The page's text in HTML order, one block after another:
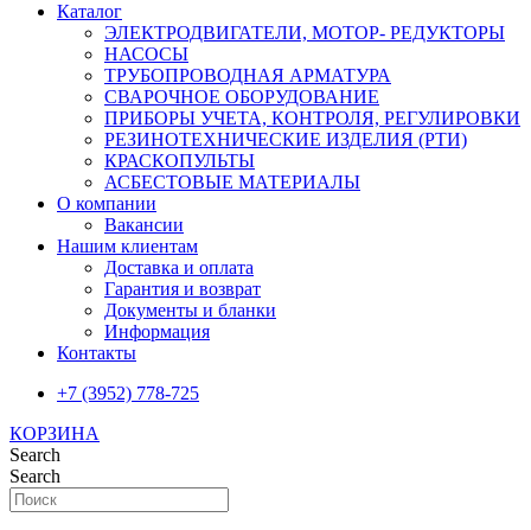
Каталог
ЭЛЕКТРОДВИГАТЕЛИ, МОТОР- РЕДУКТОРЫ
НАСОСЫ
ТРУБОПРОВОДНАЯ АРМАТУРА
СВАРОЧНОЕ ОБОРУДОВАНИЕ
ПРИБОРЫ УЧЕТА, КОНТРОЛЯ, РЕГУЛИРОВКИ
РЕЗИНОТЕХНИЧЕСКИЕ ИЗДЕЛИЯ (РТИ)
КРАСКОПУЛЬТЫ
АСБЕСТОВЫЕ МАТЕРИАЛЫ
О компании
Вакансии
Нашим клиентам
Доставка и оплата
Гарантия и возврат
Документы и бланки
Информация
Контакты
+7 (3952) 778-725
КОРЗИНА
Search
Search